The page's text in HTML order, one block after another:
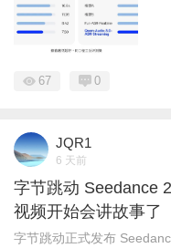
67 0
JQR1
6 天前
字节跳动 Seedance
视频开始会讲故事了
字节跳动正式发布